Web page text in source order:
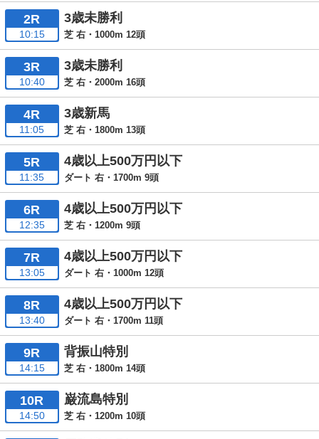
2R
10:15
3歳未勝利
芝 右・1000m 12頭
3R
10:40
3歳未勝利
芝 右・2000m 16頭
4R
11:05
3歳新馬
芝 右・1800m 13頭
5R
11:35
4歳以上500万円以下
ダート 右・1700m 9頭
6R
12:35
4歳以上500万円以下
芝 右・1200m 9頭
7R
13:05
4歳以上500万円以下
ダート 右・1000m 12頭
8R
13:40
4歳以上500万円以下
ダート 右・1700m 11頭
9R
14:15
背振山特別
芝 右・1800m 14頭
10R
14:50
巌流島特別
芝 右・1200m 10頭